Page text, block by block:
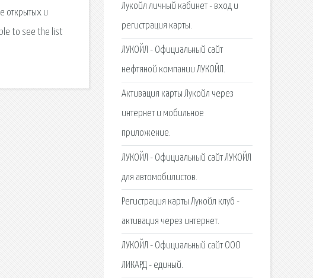
открытых и
to see the list
Лукойл личный кабинет - вход и
регистрация карты.
ЛУКОЙЛ - Официальный сайт
нефтяной компании ЛУКОЙЛ.
Активация карты Лукойл через
интернет и мобильное
приложение.
ЛУКОЙЛ - Официальный сайт ЛУКОЙЛ
для автомобилистов.
Регистрация карты Лукойл клуб -
активация через интернет.
ЛУКОЙЛ - Официальный сайт ООО
ЛИКАРД - единый.